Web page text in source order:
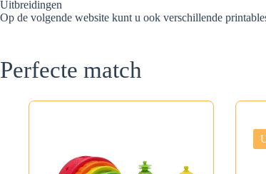
Uitbreidingen
Op de volgende website kunt u ook verschillende
Perfecte match